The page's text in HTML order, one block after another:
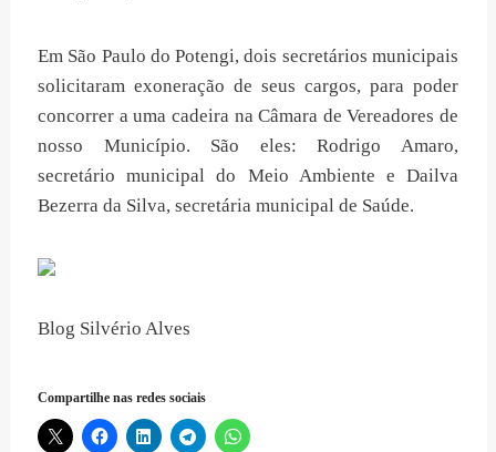
Em São Paulo do Potengi, dois secretários municipais
solicitaram exoneração de seus cargos, para poder
concorrer a uma cadeira na Câmara de Vereadores de
nosso Município. São eles: Rodrigo Amaro,
secretário municipal do Meio Ambiente e Dailva
Bezerra da Silva, secretária municipal de Saúde.
Blog Silvério Alves
Compartilhe nas redes sociais